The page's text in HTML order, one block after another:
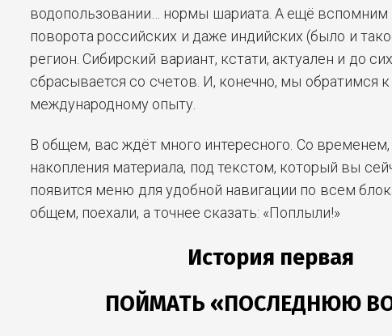
водопользовании… нормы шариата. А ещё вспомним
поворота российских и даже индийских (было и
регион. Сибирский вариант, кстати, актуален и до
сбрасывается со счетов. И, конечно, мы обратимся к
международному опыту.
В общем, вас ждёт много интересного. Со
накопления материала, под текстом, который вы
появится меню для удобной навигации по всем
общем, поехали, а точнее сказать: «Поплыли!»
История первая
ПОЙМАТЬ «ПОСЛЕДНЮЮ